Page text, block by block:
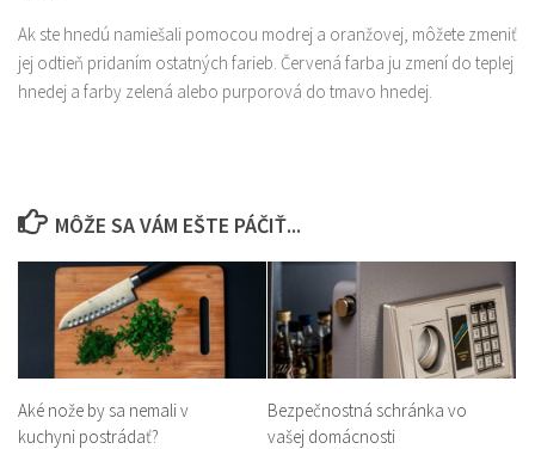
Ak ste hnedú namiešali pomocou modrej a oranžovej, môžete zmeniť
jej odtieň pridaním ostatných farieb. Červená farba ju zmení do teplej
hnedej a farby zelená alebo purporová do tmavo hnedej.
MÔŽE SA VÁM EŠTE PÁČIŤ...
Aké nože by sa nemali v
kuchyni postrádať?
Bezpečnostná schránka vo
vašej domácnosti